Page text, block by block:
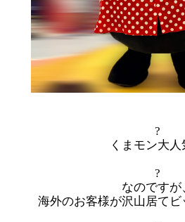
?
くまモン大人
?
なのですが
海外のお客様が沢山居てビ